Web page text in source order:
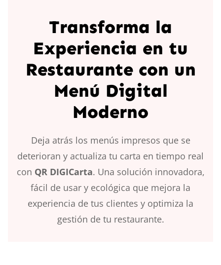
Transforma la
Experiencia en tu
Restaurante con un
Menú Digital
Moderno
Deja atrás los menús impresos que se
deterioran y actualiza tu carta en tiempo real
con QR DIGICarta. Una solución innovadora,
fácil de usar y ecológica que mejora la
experiencia de tus clientes y optimiza la
gestión de tu restaurante.